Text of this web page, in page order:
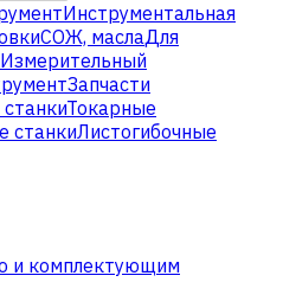
Инструментальная
СОЖ, маслаДля
Измерительный
Запчасти
Токарные
станкиЛистогибочные
и комплектующим